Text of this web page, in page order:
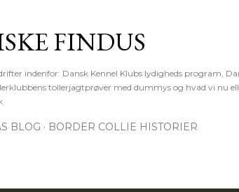
FINDUS
indenfor: Dansk Kennel Klubs lydigheds program,
tollerjagtprøver med dummys og hvad vi nu
BLOG BORDER COLLIE HISTORIER